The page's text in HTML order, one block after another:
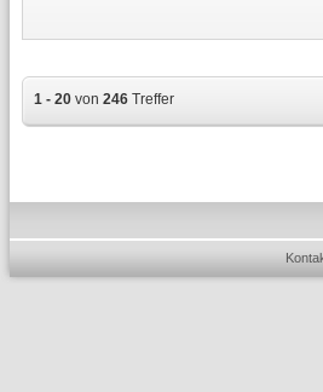
1 - 20 von 246 Treffer